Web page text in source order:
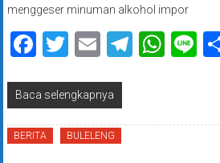
menggeser minuman alkohol impor
Facebook
Twitter
Email
Baca selengkapnya
BERITA BULELENG